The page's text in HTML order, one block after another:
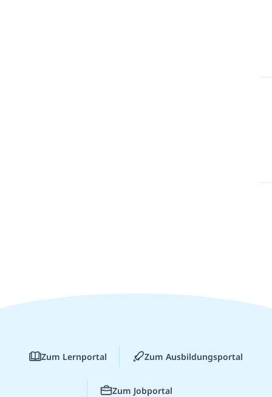
Zum Lernportal Zum Ausbildungsportal
Zum Jobportal